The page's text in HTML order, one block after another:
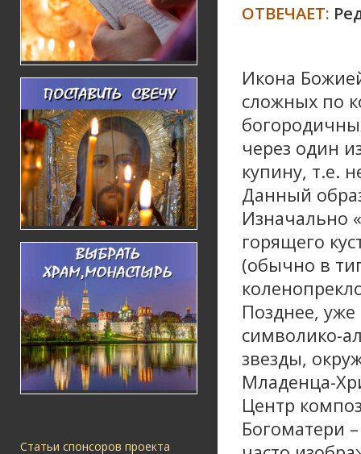
Статьи спонсоров проекта
ОТВЕЧАЕТ:
Икона
сложных по
через один
купину, т.е.
Данный
Изначально
горящего
(обычно в
Позднее,
символико-
звезды,
Младенца-
Центр
Богоматери